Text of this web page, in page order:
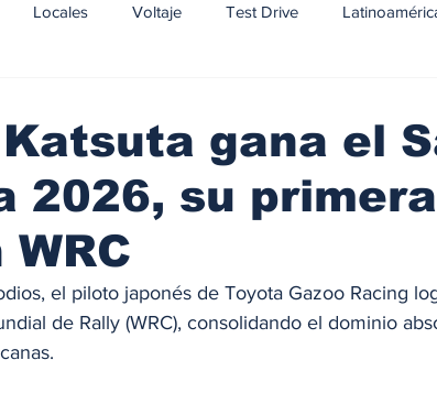
Locales Voltaje Test Drive
gana el
2026, su primera
el piloto japonés de Toyota Gazoo Racing
de Rally (WRC), consolidando el dominio